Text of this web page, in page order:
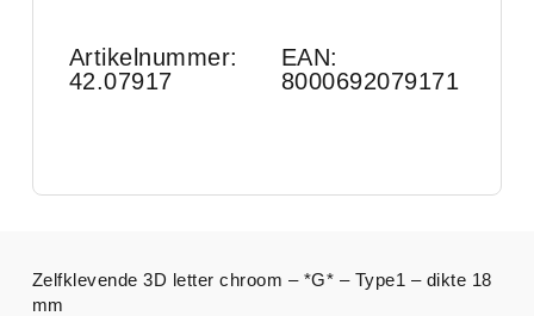
Artikelnummer:
42.07917
EAN:
8000692079171
Zelfklevende 3D letter chroom – *G* – Type1 – dikte 18
mm